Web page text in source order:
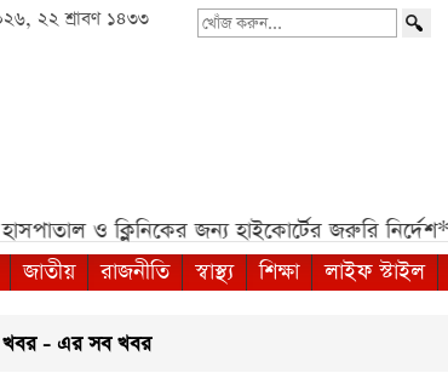
২২ শ্রাবণ ১৪৩৩
খোঁজ
ও ক্লিনিকের জন্য হাইকোর্টের জরুরি নির্দেশ***
জাতীয় রাজনীতি স্বাস্থ্য শিক্ষা লাইফ স্টাইল
খবর - এর সব খবর